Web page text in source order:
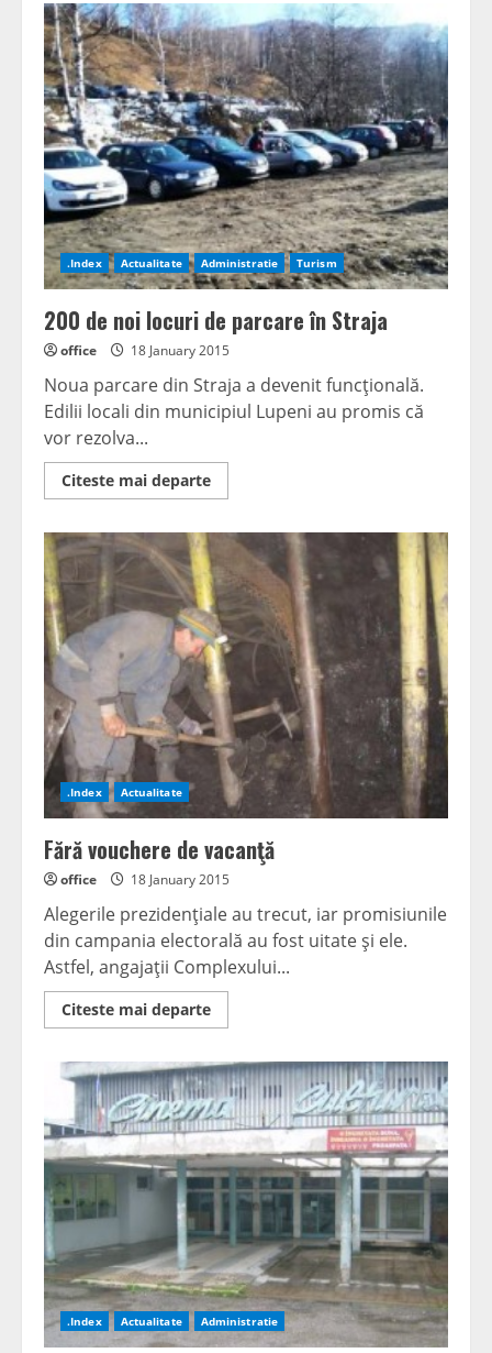
cu
sapa,
trei
cu
mapa
O
conductă
“buclucaşă”,
niciun
proprietar
.Index Actualitate Administratie Turism
200 de noi locuri de parcare în Straja
office 18 January 2015
Noua parcare din Straja a devenit funcţională.
Edilii locali din municipiul Lupeni au promis că
vor rezolva...
Citeste mai departeRead
more
noi
locuri
de
parcare
în
Straja
.Index Actualitate
Fără vouchere de vacanţă
office 18 January 2015
Alegerile prezidenţiale au trecut, iar promisiunile
din campania electorală au fost uitate şi ele.
Astfel, angajaţii Complexului...
Citeste mai departeRead
more
vouchere
de
vacanţă
.Index Actualitate Administratie